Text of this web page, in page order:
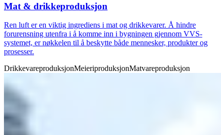
Mat & drikkeproduksjon
Ren luft er en viktig ingrediens i mat og drikkevarer. Å hindre
forurensning utenfra i å komme inn i bygningen gjennom VVS-
systemet, er nøkkelen til å beskytte både mennesker, produkter og
prosesser.
DrikkevareproduksjonMeieriproduksjonMatvareproduksjon